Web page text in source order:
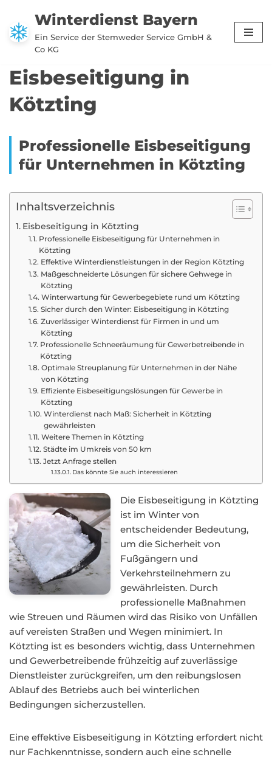
Zum
Inhalt
Winterdienst Bayern
Ein Service der Stemweder Service GmbH &
Co KG
Eisbeseitigung in
Kötzting
Professionelle Eisbeseitigung
für Unternehmen in Kötzting
Inhaltsverzeichnis
Eisbeseitigung in Kötzting
Professionelle Eisbeseitigung für Unternehmen in
Kötzting
Effektive Winterdienstleistungen in der Region Kötzting
Maßgeschneiderte Lösungen für sichere Gehwege in
Kötzting
Winterwartung für Gewerbegebiete rund um Kötzting
Sicher durch den Winter: Eisbeseitigung in Kötzting
Zuverlässiger Winterdienst für Firmen in und um
Kötzting
Professionelle Schneeräumung für Gewerbetreibende in
Kötzting
Optimale Streuplanung für Unternehmen in der Nähe
von Kötzting
Effiziente Eisbeseitigungslösungen für Gewerbe in
Kötzting
Winterdienst nach Maß: Sicherheit in Kötzting
gewährleisten
Weitere Themen in Kötzting
Städte im Umkreis von 50 km
Jetzt Anfrage stellen
Das könnte Sie auch interessieren
Die Eisbeseitigung in Kötzting
ist im Winter von
entscheidender Bedeutung,
um die Sicherheit von
Fußgängern und
Verkehrsteilnehmern zu
gewährleisten. Durch
professionelle Maßnahmen
wie Streuen und Räumen wird das Risiko von Unfällen
auf vereisten Straßen und Wegen minimiert. In
Kötzting ist es besonders wichtig, dass Unternehmen
und Gewerbetreibende frühzeitig auf zuverlässige
Dienstleister zurückgreifen, um den reibungslosen
Ablauf des Betriebs auch bei winterlichen
Bedingungen sicherzustellen.
Eine effektive Eisbeseitigung in Kötzting erfordert nicht
nur Fachkenntnisse, sondern auch eine schnelle